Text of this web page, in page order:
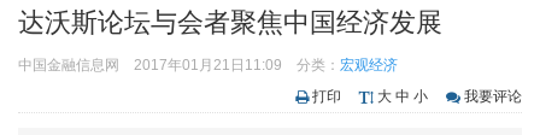
达沃斯论坛与会者聚焦中国经济发展
中国金融信息网 2017年01月21日11:09 分类： 宏观经济
打印
大 中 小 我要评论